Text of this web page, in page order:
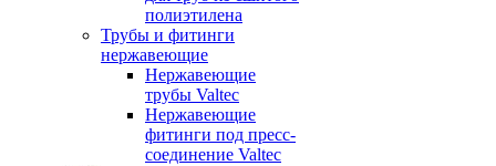
полиэтилена
Трубы и фитинги
нержавеющие
Нержавеющие
трубы Valtec
Нержавеющие
фитинги под пресс-
соединение Valtec